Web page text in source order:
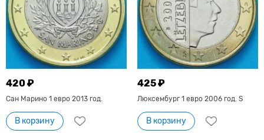
420 ₽
Сан Марино 1 евро 2013 год.
В корзину
425 ₽
Люксембург 1 евро 2006 год. S
В корзину